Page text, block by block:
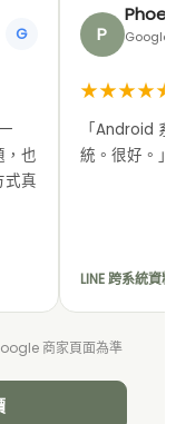
G
，也
式真
P Google
★★★★★
「Android
統。很好。」
LINE 跨系統資
商家頁面為準